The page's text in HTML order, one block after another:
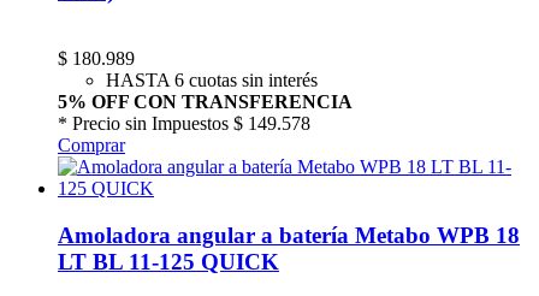
$ 180.989
HASTA 6 cuotas sin interés
5% OFF CON TRANSFERENCIA
* Precio sin Impuestos $ 149.578
Comprar
Amoladora angular a batería Metabo WPB 18
LT BL 11-125 QUICK